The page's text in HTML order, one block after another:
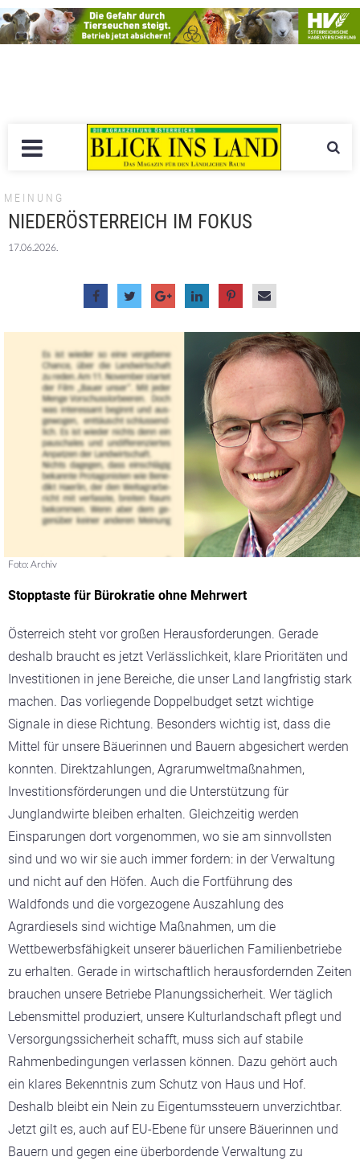
MEINUNG
NIEDERÖSTERREICH IM FOKUS
17.06.2026.
Foto: Archiv
Stopptaste für Bürokratie ohne ­Mehrwert
Österreich steht vor großen Herausforderungen. Gerade
deshalb braucht es jetzt Verlässlichkeit, klare Prioritäten und
Investitionen in jene Bereiche, die unser Land langfristig stark
machen. Das vorliegende Doppelbudget setzt wichtige
Signale in diese Richtung. Besonders wichtig ist, dass die
Mittel für unsere Bäuerinnen und Bauern abgesichert werden
konnten. Direktzahlungen, Agrarumweltmaßnahmen,
Investitionsförderungen und die Unterstützung für
Junglandwirte bleiben erhalten. Gleichzeitig werden
Einsparungen dort vorgenommen, wo sie am sinnvollsten
sind und wo wir sie auch immer fordern: in der Verwaltung
und nicht auf den Höfen. Auch die Fortführung des
Waldfonds und die vorgezogene Auszahlung des
Agrardiesels sind wichtige Maßnahmen, um die
Wettbewerbsfähigkeit unserer bäuerlichen Familienbetriebe
zu erhalten. Gerade in wirtschaftlich herausfordernden Zeiten
brauchen unsere Betriebe Planungssicherheit. Wer täglich
Lebensmittel produziert, unsere Kulturlandschaft pflegt und
Versorgungssicherheit schafft, muss sich auf stabile
Rahmenbedingungen verlassen können. Dazu gehört auch
ein klares Bekenntnis zum Schutz von Haus und Hof.
Deshalb bleibt ein Nein zu Eigentumssteuern unverzichtbar.
Jetzt gilt es, auch auf EU-Ebene für unsere Bäuerinnen und
Bauern und gegen eine überbordende Verwaltung zu